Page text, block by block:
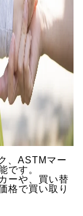
、ASTMマー
です。
ーや、買い替
格で買い取り